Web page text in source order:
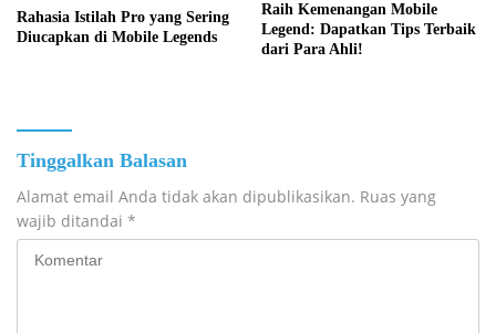
Rahasia Istilah Pro yang Sering
Diucapkan di Mobile Legends
Raih Kemenangan Mobile
Legend: Dapatkan Tips Terbaik
dari Para Ahli!
Tinggalkan Balasan
Alamat email Anda tidak akan dipublikasikan. Ruas yang
wajib ditandai *